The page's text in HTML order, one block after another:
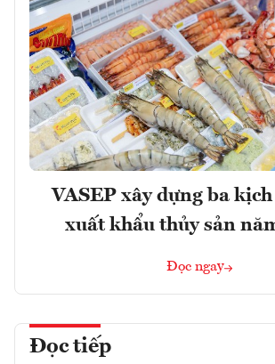
VASEP xây dựng ba
xuất khẩu thủy sản
Đọc ngay
Đọc tiếp